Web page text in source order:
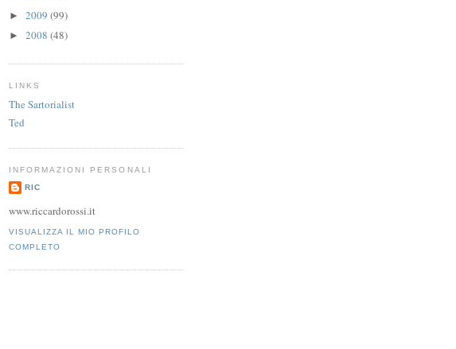
► 2009 (99)
► 2008 (48)
LINKS
The Sartorialist
Ted
INFORMAZIONI PERSONALI
RIC
www.riccardorossi.it
VISUALIZZA IL MIO PROFILO
COMPLETO